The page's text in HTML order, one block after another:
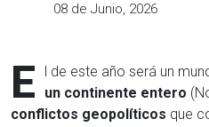
08 de Junio, 2026
E l de este año será un
un continente entero
conflictos geopolíticos que